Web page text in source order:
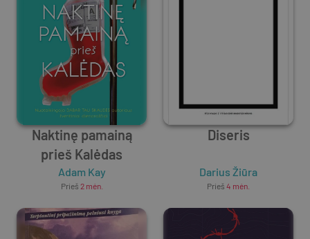
Naktinę pamainą
prieš Kalėdas
Adam Kay
Prieš 2 mėn.
Diseris
Darius Žiūra
Prieš 4 mėn.